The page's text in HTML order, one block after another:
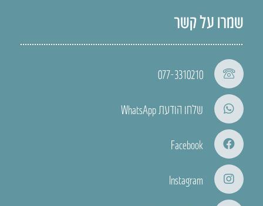
שמרו על קשר
077-3310210
שלחו הודעת WhatsApp
Facebook
Instagram